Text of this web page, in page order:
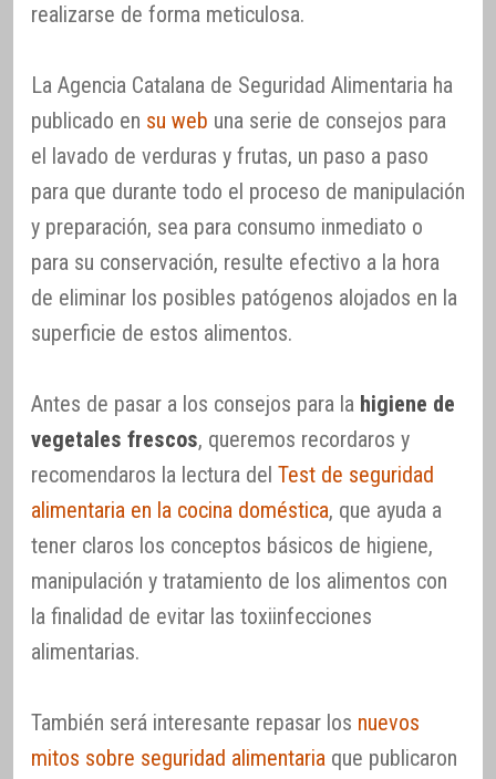
realizarse de forma meticulosa.
La Agencia Catalana de Seguridad Alimentaria ha
publicado en su web una serie de consejos para
el lavado de verduras y frutas, un paso a paso
para que durante todo el proceso de manipulación
y preparación, sea para consumo inmediato o
para su conservación, resulte efectivo a la hora
de eliminar los posibles patógenos alojados en la
superficie de estos alimentos.
Antes de pasar a los consejos para la higiene de
vegetales frescos, queremos recordaros y
recomendaros la lectura del Test de seguridad
alimentaria en la cocina doméstica, que ayuda a
tener claros los conceptos básicos de higiene,
manipulación y tratamiento de los alimentos con
la finalidad de evitar las toxiinfecciones
alimentarias.
También será interesante repasar los nuevos
mitos sobre seguridad alimentaria que publicaron